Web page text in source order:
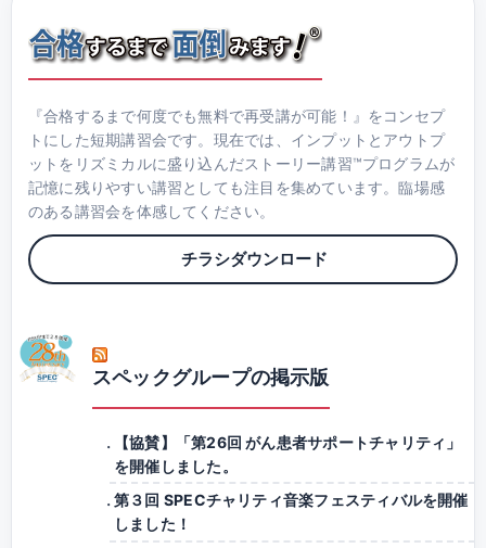
『合格するまで何度でも無料で再受講が可能！』をコンセプ
トにした短期講習会です。現在では、インプットとアウトプ
ットをリズミカルに盛り込んだストーリー講習™プログラムが
記憶に残りやすい講習としても注目を集めています。臨場感
のある講習会を体感してください。
チラシダウンロード
スペックグループの掲示版
【協賛】「第26回 がん患者サポートチャリティ」
を開催しました。
第３回 SPECチャリティ音楽フェスティバルを開催
しました！